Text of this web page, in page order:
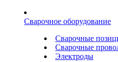
Сварочное оборудование
Сварочные
Сварочные
Электроды